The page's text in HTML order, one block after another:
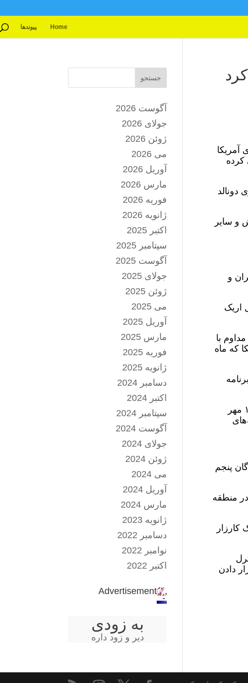
Home پیوندها
آمریکا
کرده
دونالد
و سایر
و
اریک
با
که ماه
سنتکام علاوه بر این، در تلاش‌های امنیتی منطقه‌ای مربوط به غزه، از زمان جنگی که در پی حمله ۱۵ مهر
پنجم
منطقه
کنترل
دادن
جستجو
آگوست 2026
جولای 2026
ژوئن 2026
می 2026
آوریل 2026
مارس 2026
فوریه 2026
ژانویه 2026
اکتبر 2025
سپتامبر 2025
آگوست 2025
جولای 2025
ژوئن 2025
می 2025
آوریل 2025
مارس 2025
فوریه 2025
ژانویه 2025
دسامبر 2024
اکتبر 2024
سپتامبر 2024
آگوست 2024
جولای 2024
ژوئن 2024
می 2024
آوریل 2024
مارس 2024
ژانویه 2023
دسامبر 2022
نوامبر 2022
اکتبر 2022
Advertisement
به زودی
دیر و زود داره